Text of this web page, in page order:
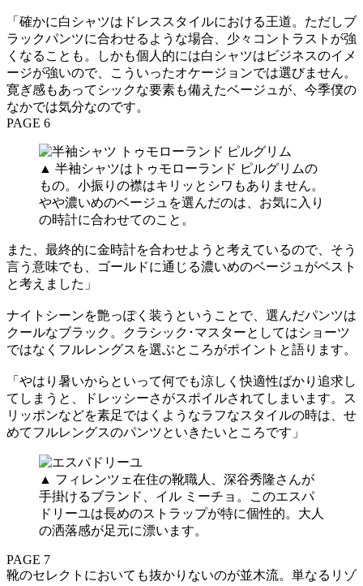
「確かに白シャツはドレススタイルにおける王道。ただしブ
ラックパンツに合わせるような場合、少々コントラストが強
くなることも。しかも個人的には白シャツはビジネスのイメ
ージが強いので、こういったオケージョンでは選びません。
寛ぎ感もあってシックな要素も備えたベージュが、今季僕の
なかでは気分なのです。
PAGE 6
▲ 半袖シャツはトゥモローランド ピルグリムの
もの。小振りの襟はキリッとシワもありません。
やや濃いめのベージュを選んだのは、お気に入り
の時計に合わせてのこと。
また、最終的に金時計を合わせようと考えているので、そう
言う意味でも、ゴールドに通じる濃いめのベージュがベスト
と考えました」
ナイトシーンを艶っぽく装うということで、選んだパンツは
クールなブラック。クラシック･マスターとしてはショーツ
ではなくフルレングスを選ぶところがポイントと語ります。
「やはり暑いからといって何でも涼しく快適性ばかり追求し
てしまうと、ドレッシーさがスポイルされてしまいます。ス
リッポンなどを素足ではくようなラフなスタイルの時は、せ
めてフルレングスのパンツといきたいところです」
▲ フィレンツェ在住の靴職人、深谷秀隆さんが
手掛けるブランド、イル ミーチョ。このエスパ
ドリーユは長めのストラップが特に個性的。大人
の洒落感が足元に漂います。
PAGE 7
靴のセレクトにおいても抜かりないのが並木流。単なるリゾ